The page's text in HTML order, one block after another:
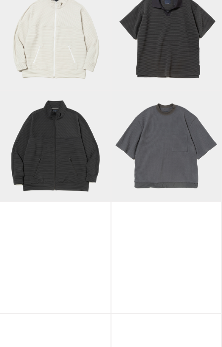
Uneven Anonymous
Track JKT/Bone
Uneven Anonymous
S/S Game SH/Ivory
Black
Uneven Anonymous
Track JKT/Ivory
Black
SOLOTEX Waffle
S/S Tee/Charcoal